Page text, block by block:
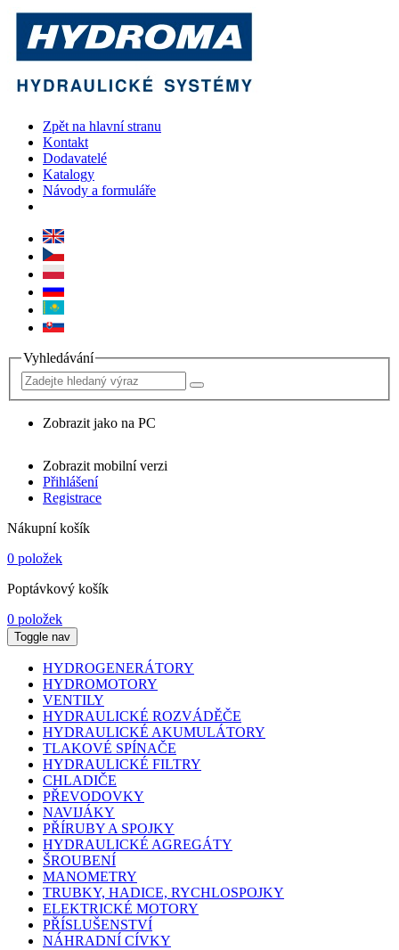
Zpět na hlavní stranu
Kontakt
Dodavatelé
Katalogy
Návody a formuláře
Vyhledávání
Zobrazit jako na PC
Zobrazit mobilní verzi
Přihlášení
Registrace
Nákupní košík
0 položek
Poptávkový košík
0 položek
Toggle nav
HYDROGENERÁTORY
HYDROMOTORY
VENTILY
HYDRAULICKÉ ROZVÁDĚČE
HYDRAULICKÉ AKUMULÁTORY
TLAKOVÉ SPÍNAČE
HYDRAULICKÉ FILTRY
CHLADIČE
PŘEVODOVKY
NAVIJÁKY
PŘÍRUBY A SPOJKY
HYDRAULICKÉ AGREGÁTY
ŠROUBENÍ
MANOMETRY
TRUBKY, HADICE, RYCHLOSPOJKY
ELEKTRICKÉ MOTORY
PŘÍSLUŠENSTVÍ
NÁHRADNÍ CÍVKY